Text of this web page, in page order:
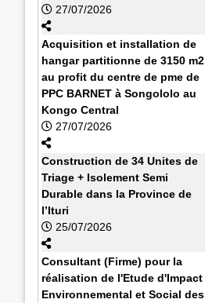
27/07/2026
Acquisition et installation de
hangar partitionne de 3150 m2
au profit du centre de pme de
PPC BARNET à Songololo au
Kongo Central
27/07/2026
Construction de 34 Unites de
Triage + Isolement Semi
Durable dans la Province de
l’Ituri
25/07/2026
Consultant (Firme) pour la
réalisation de l'Etude d'Impact
Environnemental et Social des